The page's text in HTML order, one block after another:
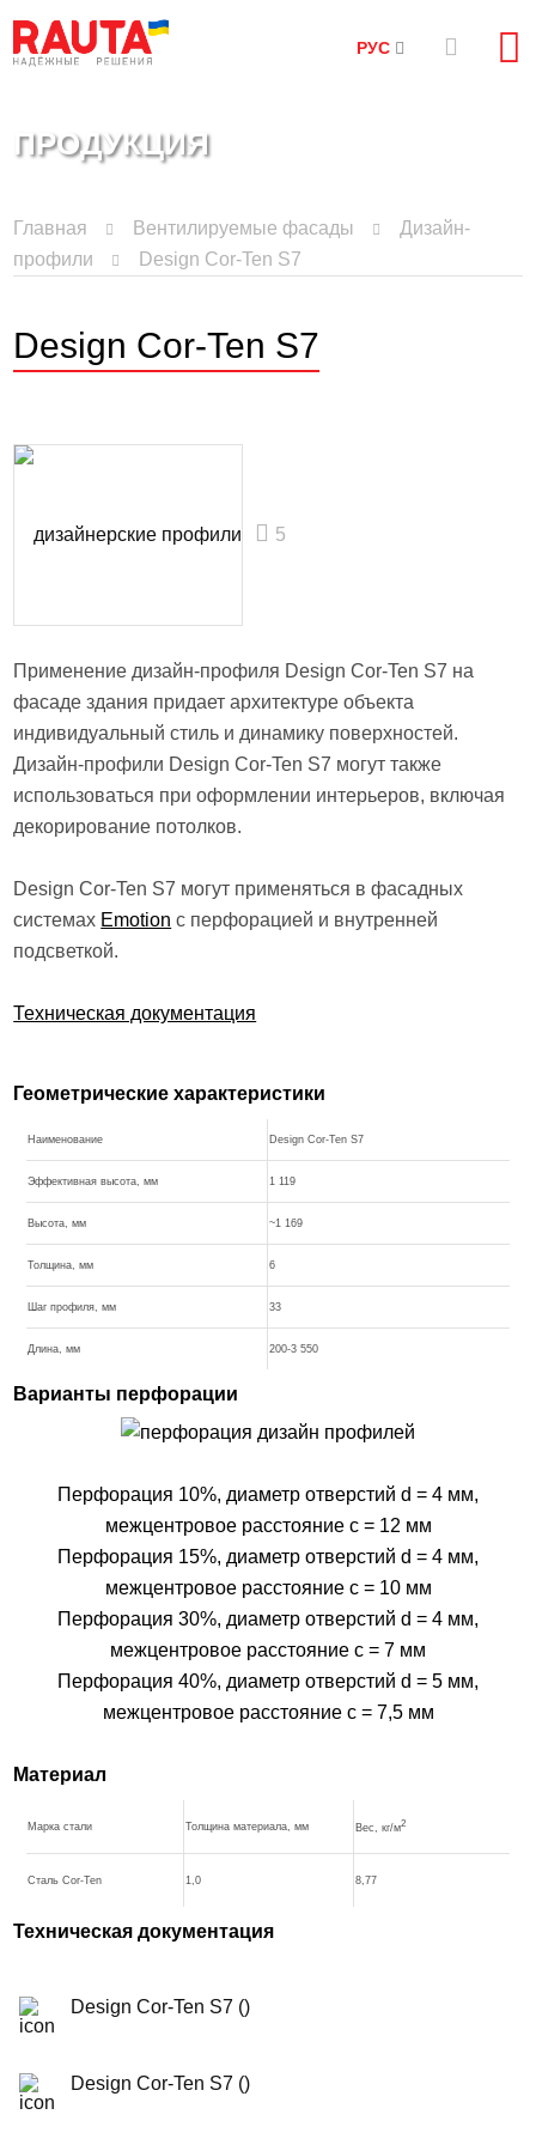
РУС
ПРОДУКЦИЯ
Главная Вентилируемые фасады
Дизайн-
профили
Design Cor-Ten S7
Design Cor-Ten S7
5
Применение дизайн-профиля Design Cor-Ten S7 на
фасаде здания придает архитектуре объекта
индивидуальный стиль и динамику поверхностей.
Дизайн-профили Design Cor-Ten S7 могут также
использоваться при оформлении интерьеров, включая
декорирование потолков.
Design Cor-Ten S7 могут применяться в фасадных
системах Emotion с перфорацией и внутренней
подсветкой.
Техническая документация
Геометрические характеристики
Наименование Design Cor-Ten S7
Эффективная высота, мм 1 119
Высота, мм ~1 169
Толщина, мм 6
Шаг профиля, мм 33
Длина, мм 200-3 550
Варианты перфорации
Перфорация 10%, диаметр отверстий d = 4 мм,
межцентровое расстояние c = 12 мм
Перфорация 15%, диаметр отверстий d = 4 мм,
межцентровое расстояние c = 10 мм
Перфорация 30%, диаметр отверстий d = 4 мм,
межцентровое расстояние c = 7 мм
Перфорация 40%, диаметр отверстий d = 5 мм,
межцентровое расстояние c = 7,5 мм
Материал
Марка стали Толщина материала, мм Вес, кг/м2
Сталь Cor-Ten 1,0 8,77
Техническая документация
Design Cor-Ten S7 ()
Design Cor-Ten S7 ()